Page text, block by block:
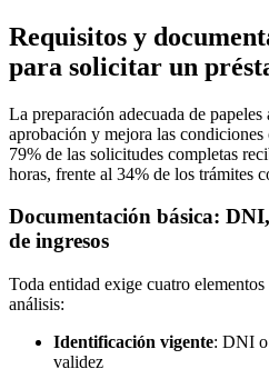
Requisitos y
para solicitar un
La preparación adecuada de papeles
aprobación y mejora las
79% de las solicitudes completas
horas, frente al 34% de los trámites
Documentación básica:
de ingresos
Toda entidad exige cuatro
análisis:
Identificación vigente: DNI o
validez